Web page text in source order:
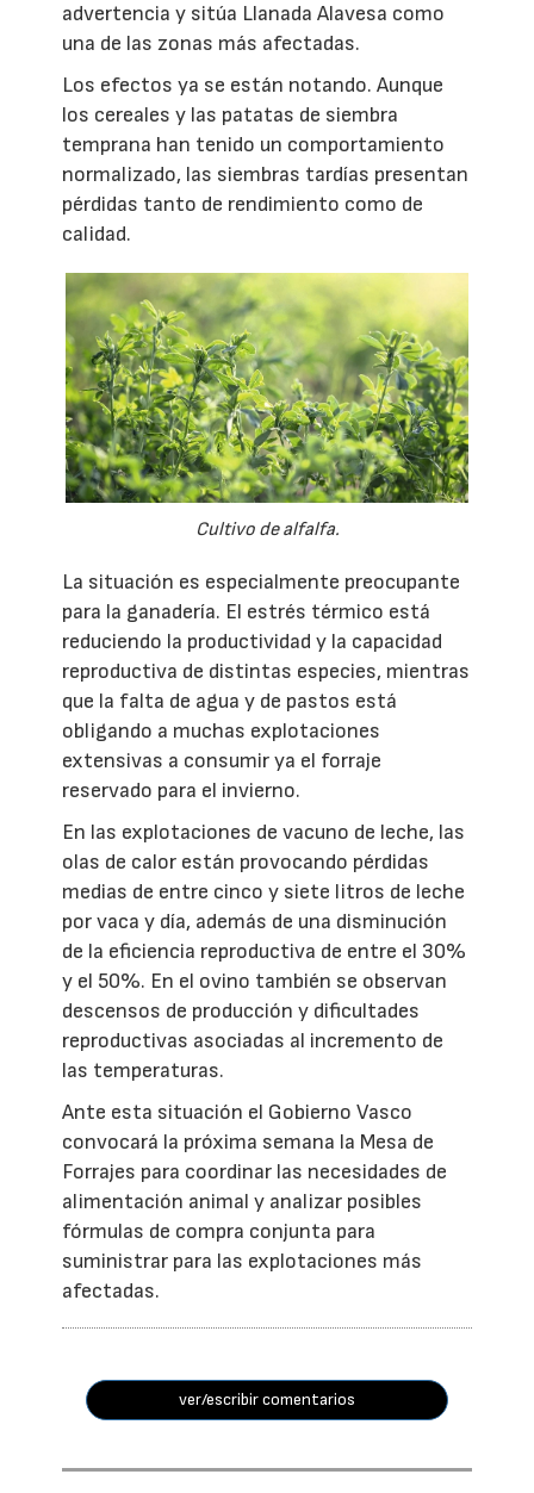
advertencia y sitúa Llanada Alavesa como
una de las zonas más afectadas.
Los efectos ya se están notando. Aunque
los cereales y las patatas de siembra
temprana han tenido un comportamiento
normalizado, las siembras tardías presentan
pérdidas tanto de rendimiento como de
calidad.
Cultivo de alfalfa.
La situación es especialmente preocupante
para la ganadería. El estrés térmico está
reduciendo la productividad y la capacidad
reproductiva de distintas especies, mientras
que la falta de agua y de pastos está
obligando a muchas explotaciones
extensivas a consumir ya el forraje
reservado para el invierno.
En las explotaciones de vacuno de leche, las
olas de calor están provocando pérdidas
medias de entre cinco y siete litros de leche
por vaca y día, además de una disminución
de la eficiencia reproductiva de entre el 30%
y el 50%. En el ovino también se observan
descensos de producción y dificultades
reproductivas asociadas al incremento de
las temperaturas.
Ante esta situación el Gobierno Vasco
convocará la próxima semana la Mesa de
Forrajes para coordinar las necesidades de
alimentación animal y analizar posibles
fórmulas de compra conjunta para
suministrar para las explotaciones más
afectadas.
ver/escribir comentarios